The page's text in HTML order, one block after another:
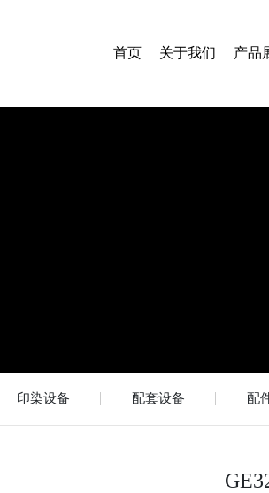
首页 关于我们 产品
印染设备 配套设备 配